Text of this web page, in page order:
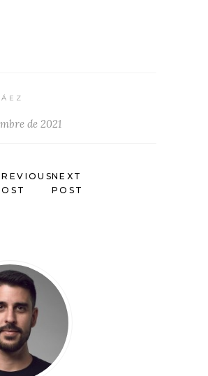
de 2021
NEXT
POST